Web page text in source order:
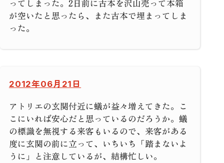
ってしまった。2日前に古本を沢山売って本箱
が空いたと思ったら、また古本で埋まってしま
った。
2012年06月21日
アトリエの玄関付近に蟻が益々増えてきた。こ
こにいれば安心だと思っているのだろうか。蟻
の標識を無視する来客もいるので、来客がある
度に玄関の前に立って、いちいち「踏まないよ
うに」と注意しているが、結構忙しい。